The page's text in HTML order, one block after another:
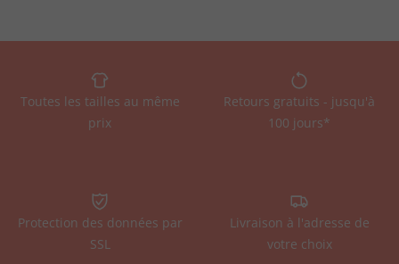
Toutes les tailles au même
prix
Retours gratuits - jusqu'à
100 jours*
Protection des données par
SSL
Livraison à l'adresse de
votre choix